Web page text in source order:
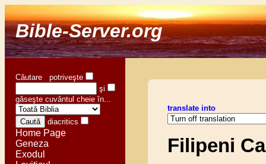
Bible-Server.org
Căutare potriveşte
şi
găseşte cuvântul cheie în...
diacritics
Home Page
Geneza
Exodul
translate into
Filipeni